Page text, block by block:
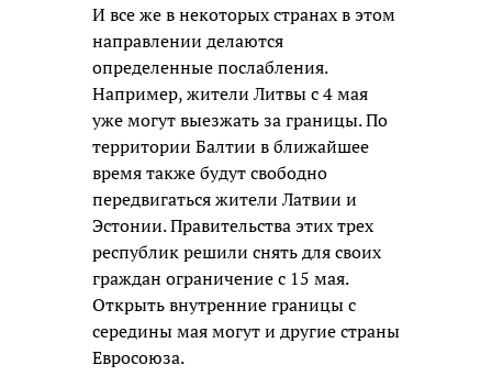
И все же в некоторых странах в этом
направлении делаются
определенные послабления.
Например, жители Литвы с 4 мая
уже могут выезжать за границы. По
территории Балтии в ближайшее
время также будут свободно
передвигаться жители Латвии и
Эстонии. Правительства этих трех
республик решили снять для своих
граждан ограничение с 15 мая.
Открыть внутренние границы с
середины мая могут и другие страны
Евросоюза.